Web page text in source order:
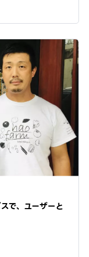
で、ユーザーと